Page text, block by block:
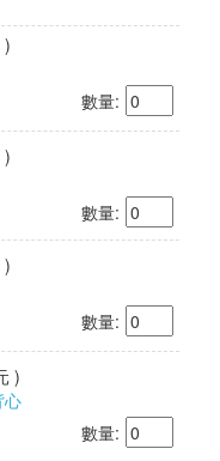
)
數量:
)
數量:
)
數量:
)
心
數量: